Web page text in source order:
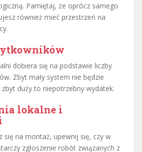
Pamiętaj, że oprócz samego
również mieć przestrzeń na
dobiera się na podstawie liczby
Zbyt mały system nie będzie
zbyt duży to niepotrzebny wydatek.
lokalne i
się na montaż, upewnij się, czy w
zgłoszenie robót związanych z